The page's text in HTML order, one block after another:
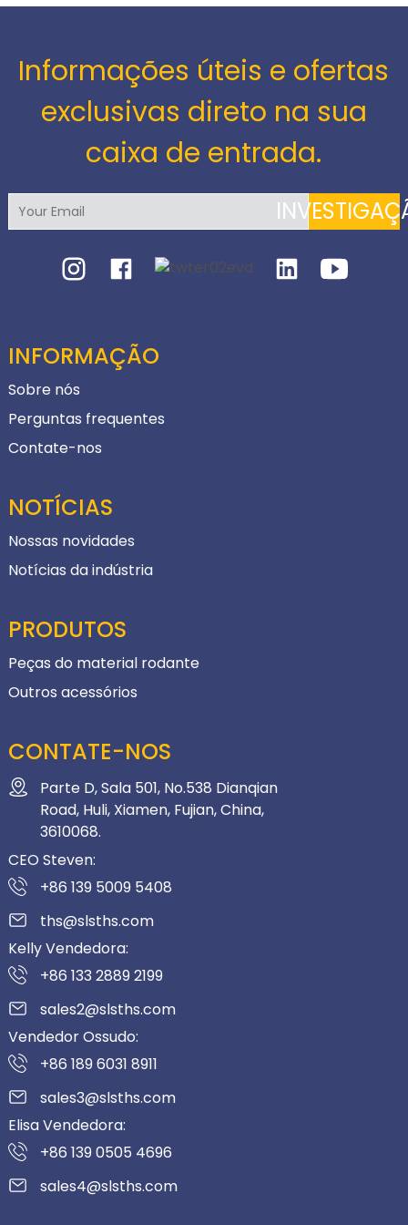
Informações úteis e ofertas
exclusivas direto na sua
caixa de entrada.
INFORMAÇÃO
Sobre nós
Perguntas frequentes
Contate-nos
NOTÍCIAS
Nossas novidades
Notícias da indústria
PRODUTOS
Peças do material rodante
Outros acessórios
CONTATE-NOS
Parte D, Sala 501, No.538 Dianqian
Road, Huli, Xiamen, Fujian, China,
3610068.
CEO Steven:
+86 139 5009 5408
ths@slsths.com
Kelly Vendedora:
+86 133 2889 2199
sales2@slsths.com
Vendedor Ossudo:
+86 189 6031 8911
sales3@slsths.com
Elisa Vendedora:
+86 139 0505 4696
sales4@slsths.com